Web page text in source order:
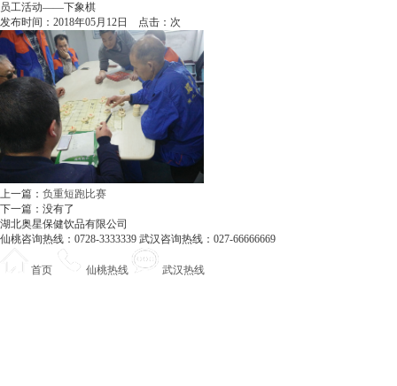
员工活动——下象棋
发布时间：2018年05月12日 点击： 次
上一篇： 负重短跑比赛
下一篇：没有了
湖北奥星保健饮品有限公司
仙桃咨询热线：0728-3333339 武汉咨询热线：027-66666669
首页 仙桃热线 武汉热线